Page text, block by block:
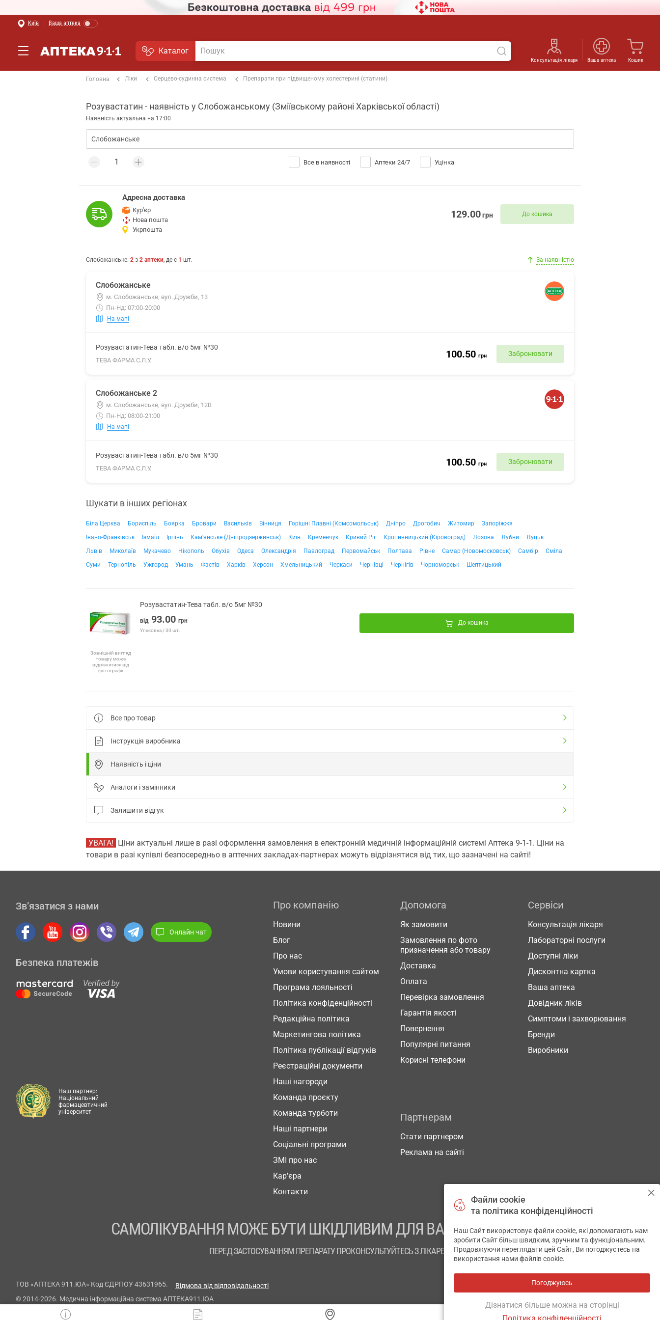
Київ Ваша аптека
Каталог
Консультація лікаря Ваша аптека Кошик
Головна Ліки Серцево-судинна система Препарати при підвищеному холестерині (статини)
Розувастатин - наявність у Слобожанському (Зміївському районі Харківської області)
Наявність актуальна на 17:00
Все в наявності Аптеки 24/7 Уцінка
Адресна доставка
Кур'єр
Нова пошта
Укрпошта
129.00грн До кошика
Слобожанське: 2 з 2 аптеки, де є 1 шт. За наявністю
Слобожанське
м. Слобожанське, вул. Дружби, 13
Пн-Нд: 07:00-20:00
На мапі
Розувастатин-Тева табл. в/о 5мг №30
ТЕВА ФАРМА С.Л.У.
100.50 грн Забронювати
Слобожанське 2
м. Слобожанське, вул. Дружби, 12В
Пн-Нд: 08:00-21:00
На мапі
Розувастатин-Тева табл. в/о 5мг №30
ТЕВА ФАРМА С.Л.У.
100.50 грн Забронювати
Шукати в інших регіонах
Біла Церква Бориспіль Боярка Бровари Васильків Вінниця Горішні Плавні (Комсомольськ) Дніпро Дрогобич Житомир
Запоріжжя
Івано-Франківськ
Ізмаїл Ірпінь Кам'янське (Дніпродзержинськ) Київ Кременчук Кривий Ріг Кропивницький (Кіровоград) Лозова Лубни
Луцьк
Львів
Миколаїв Мукачево Нікополь Обухів Одеса Олександрія Павлоград Первомайськ Полтава Рівне Самар (Новомосковськ) Самбір
Сміла
Суми
Тернопіль Ужгород Умань Фастів Харків Херсон Хмельницький Черкаси Чернівці Чернігів Чорноморськ Шептицький
Зовнішній вигляд
товару може
відрізнятися від
фотографії
Розувастатин-Тева табл. в/о 5мг №30
від 93.00 грн
Упаковка / 30 шт.
До кошика
Все про товар
Інструкція виробника
Наявність і ціни
Аналоги і замінники
Залишити відгук
УВАГА! Ціни актуальні лише в разі оформлення замовлення в електронній медичній інформаційній системі Аптека 9-1-1. Ціни на
товари в разі купівлі безпосередньо в аптечних закладах-партнерах можуть відрізнятися від тих, що зазначені на сайті!
Зв’язатися з нами
Онлайн чат
Безпека платежів
Про компанію
Новини
Блог
Про нас
Умови користування сайтом
Програма лояльності
Політика конфіденційності
Редакційна політика
Маркетингова політика
Політика публікації відгуків
Реєстраційні документи
Наші нагороди
Команда проєкту
Команда турботи
Наші партнери
Соціальні програми
ЗМІ про нас
Кар'єра
Контакти
Допомога
Як замовити
Замовлення по фото
призначення або товару
Доставка
Оплата
Перевірка замовлення
Гарантія якості
Повернення
Популярні питання
Корисні телефони
Сервіси
Консультація лікаря
Лабораторні послуги
Доступні ліки
Дисконтна картка
Ваша аптека
Довідник ліків
Симптоми і захворювання
Бренди
Виробники
Партнерам
Стати партнером
Реклама на сайті
Наш партнер:
Національний
фармацевтичний
університет
САМОЛІКУВАННЯ МОЖЕ БУТИ ШКІДЛИВИМ ДЛЯ ВАШОГО ЗДОРОВ’Я
ПЕРЕД ЗАСТОСУВАННЯМ ПРЕПАРАТУ ПРОКОНСУЛЬТУЙТЕСЬ З ЛІКАРЕМ
ТОВ «АПТЕКА 911.ЮА» Код ЄДРПОУ 43631965.
Відмова від відповідальності
© 2014-2026. Медична інформаційна система АПТЕКА911.ЮА
Файли cookie
та політика конфіденційності
Наш Сайт використовує файли cookie, які допомагають нам
зробити Сайт більш швидким, зручним та функціональним.
Продовжуючи переглядати цей Сайт, Ви погоджуєтесь на
використання нами файлів cookie.
Погоджуюсь
Дізнатися більше можна на сторінці
✕